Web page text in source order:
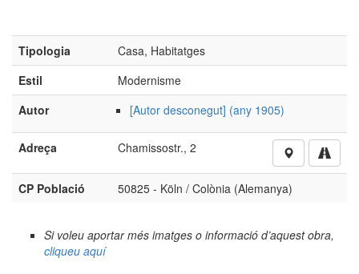
Tipologia
Casa, Habitatges
Modernisme
Autor
[Autor desconegut] (any 1905)
Adreça Chamissostr., 2
CP Població 50825 - Köln / Colònia (Alemanya)